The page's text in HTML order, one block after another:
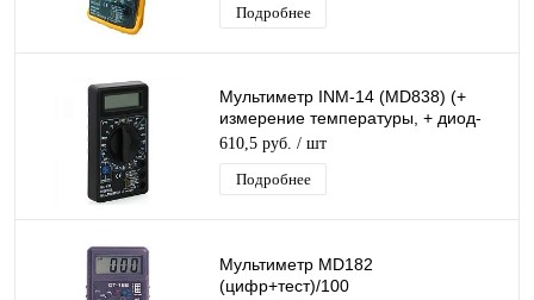
Подробнее
Мультиметр INM-14 (MD838) (+
измерение температуры, + диод-
тест, + режим Прозвонка)
610,5 руб. / шт
Подробнее
Мультиметр MD182
(цифр+тест)/100